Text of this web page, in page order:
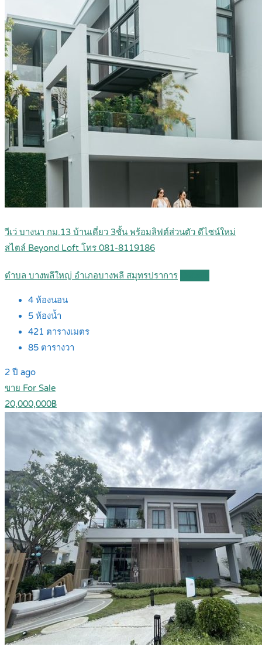
วีเว่ บางนา กม.13 บ้านเดี่ยว 3ชั้น พร้อมลิฟต์ส่วนตัว ดีไซน์ใหม่
สไตล์ Beyond Loft โทร 081-8119186
ตำบล บางพลีใหญ่ อำเภอบางพลี สมุทรปราการ
4 ห้องนอน
5 ห้องน้ำ
421 ตารางเมตร
85 ตารางวา
2 ปี ago
ขาย For Sale
20,000,000฿